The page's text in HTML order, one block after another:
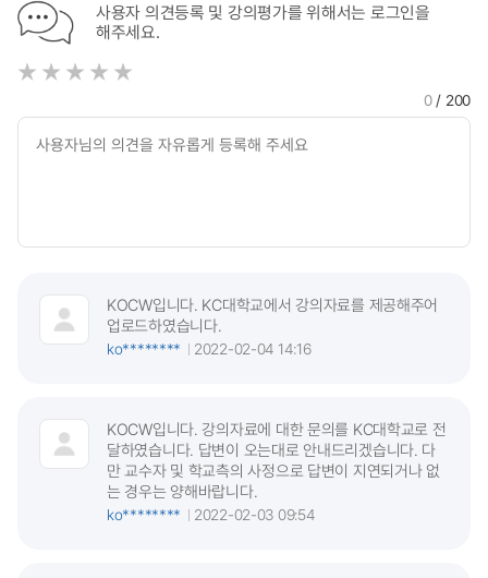
사용자 의견등록 및 강의평가를 위해서는 로그인을
해주세요.
0/ 200
KOCW입니다. KC대학교에서 강의자료를 제공해주어
업로드하였습니다.
ko********
2022-02-04 14:16
KOCW입니다. 강의자료에 대한 문의를 KC대학교로 전
달하였습니다. 답변이 오는대로 안내드리겠습니다. 다
만 교수자 및 학교측의 사정으로 답변이 지연되거나 없
는 경우는 양해바랍니다.
ko********
2022-02-03 09:54